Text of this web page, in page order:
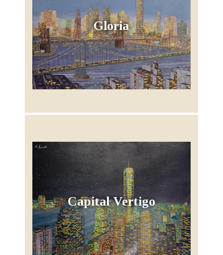
Gloria
Capital Vertigo